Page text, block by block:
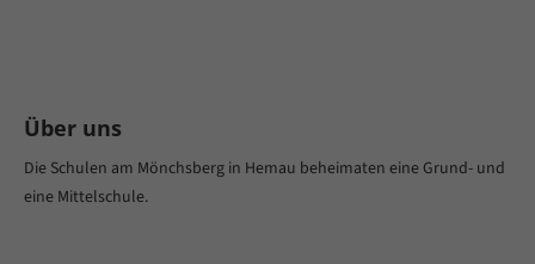
Über uns
Die Schulen am Mönchsberg in Hemau beheimaten eine Grund- und
eine Mittelschule.